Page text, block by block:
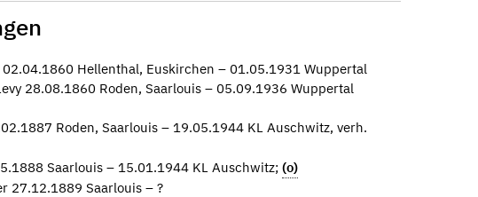
Hellenthal, Euskirchen – 01.05.1931 Wuppertal
28.08.1860 Roden, Saarlouis – 05.09.1936 Wuppertal
Roden, Saarlouis – 19.05.1944 KL Auschwitz, verh.
Saarlouis – 15.01.1944 KL Auschwitz; (o)
27.12.1889 Saarlouis – ?